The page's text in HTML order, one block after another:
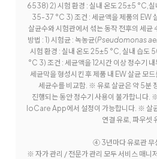
6538) 2) 시험 환경 : 실내 온도 25±5 °C,
35-37 °C 3) 조건 : 세균액을 제품의 EW
살균수와 시험관에서 섞는 동작 전후의 세균
방법 : 1) 시험균 : 녹농균(Pseudomonas
시험 환경 : 실내 온도 25±5 °C, 실내 습
°C 3) 조건 : 세균액을 12시간 이상 정수기
세균막을 형성시킨 후 제품 내 EW 살균 모
세균수를 비교함. ※ 유로 살균은 약 5분
진행되는 동안 정수기 사용이 불가합니다.
IoCare App에서 설정이 가능합니다. ※ 살
연결 유로, 파우셋
④ 3년마다 유로관 무
※ 자가 관리 / 전문가 관리 모두 서비스 매니